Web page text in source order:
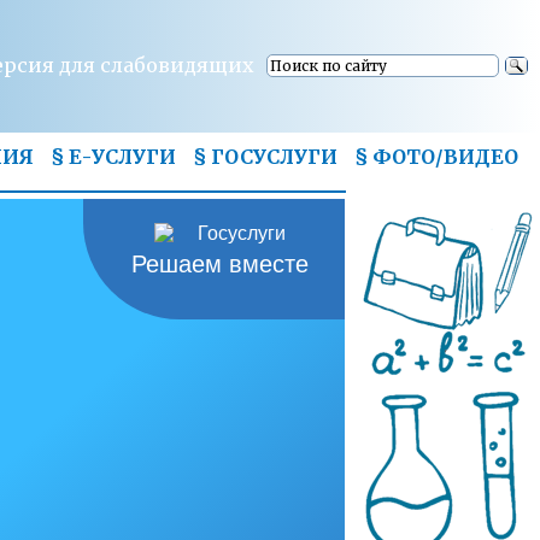
для слабовидящих
§ Е-УСЛУГИ § ГОСУСЛУГИ § ФОТО/ВИДЕО
Решаем вместе